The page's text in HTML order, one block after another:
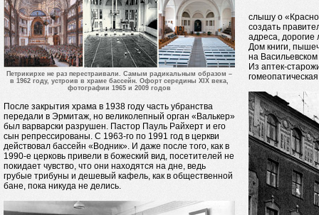
Петрикирхе не раз перестраивали. Самым радикальным образом –
в 1962 году, устроив в храме бассейн. Офорт середины XIX века,
фотографии 1965 и 2009 годов
После закрытия храма в 1938 году часть убранства
передали в Эрмитаж, но великолепный орган «Валькер»
был варварски разрушен. Пастор Пауль Райхерт и его
сын репрессированы. С 1963-го по 1991 год в церкви
действовал бассейн «Водник». И даже после того, как в
1990-е церковь привели в божеский вид, посетителей не
покидает чувство, что они находятся на дне, ведь
грубые трибуны и дешевый кафель, как в общественной
бане, пока никуда не делись.
слышу о
создать
адреса, дорогие
Дом книги,
на
Из аптек-